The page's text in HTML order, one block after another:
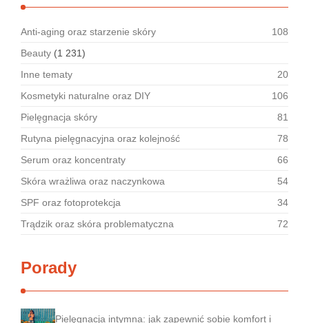
Anti-aging oraz starzenie skóry
108
Beauty (1 231)
Inne tematy
20
Kosmetyki naturalne oraz DIY
106
Pielęgnacja skóry
81
Rutyna pielęgnacyjna oraz kolejność
78
Serum oraz koncentraty
66
Skóra wrażliwa oraz naczynkowa
54
SPF oraz fotoprotekcja
34
Trądzik oraz skóra problematyczna
72
Porady
Pielęgnacja intymna: jak zapewnić sobie komfort i